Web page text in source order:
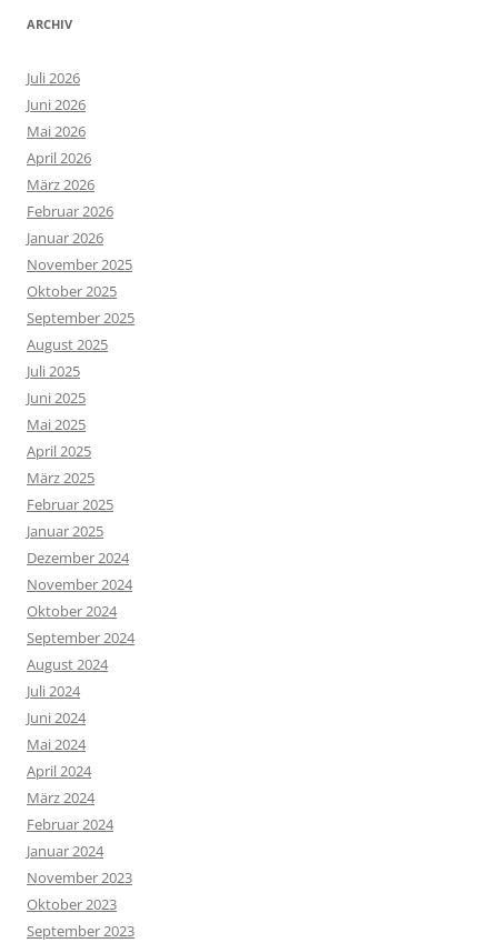
ARCHIV
Juli 2026
Juni 2026
Mai 2026
April 2026
März 2026
Februar 2026
Januar 2026
November 2025
Oktober 2025
September 2025
August 2025
Juli 2025
Juni 2025
Mai 2025
April 2025
März 2025
Februar 2025
Januar 2025
Dezember 2024
November 2024
Oktober 2024
September 2024
August 2024
Juli 2024
Juni 2024
Mai 2024
April 2024
März 2024
Februar 2024
Januar 2024
November 2023
Oktober 2023
September 2023